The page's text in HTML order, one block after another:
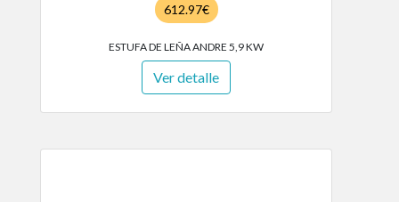
612.97€
ESTUFA DE LEÑA ANDRE 5,9 KW
Ver detalle